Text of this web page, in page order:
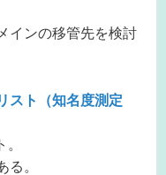
インの移管先を検討
スト（知名度測定
る。